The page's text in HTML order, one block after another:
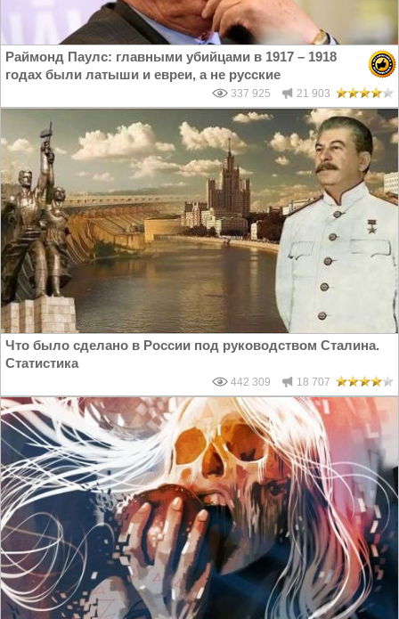
Раймонд Паулс: главными убийцами в 1917 – 1918
годах были латыши и евреи, а не русские
337 925 21 903
Что было сделано в России под руководством Сталина.
Статистика
442 309 18 707